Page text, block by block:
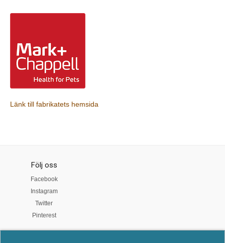
Länk till fabrikatets hemsida
Följ oss
Facebook
Instagram
Twitter
Pinterest